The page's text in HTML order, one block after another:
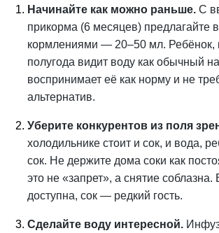
Начинайте как можно раньше. С
прикорма (6 месяцев) предлагайте
кормлениями — 20–50 мл. Ребёнок,
полугода видит воду как обычный
воспринимает её как норму и не
альтернатив.
Уберите конкурентов из поля
холодильнике стоит и сок, и вода,
сок. Не держите дома соки как
это не «запрет», а снятие соблазна.
доступна, сок — редкий гость.
Сделайте воду интересной.